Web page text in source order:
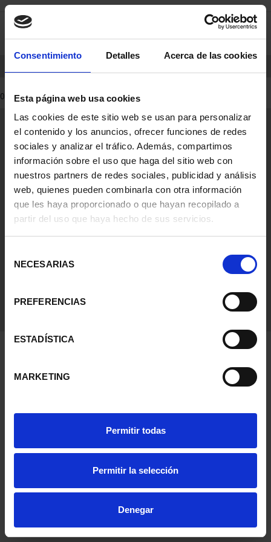
Consentimiento Detalles Acerca de las cookies
Esta página web usa cookies
Las cookies de este sitio web se usan para personalizar
el contenido y los anuncios, ofrecer funciones de redes
sociales y analizar el tráfico. Además, compartimos
información sobre el uso que haga del sitio web con
nuestros partners de redes sociales, publicidad y análisis
web, quienes pueden combinarla con otra información
que les haya proporcionado o que hayan recopilado a
partir del uso que haya hecho de sus servicios.
NECESARIAS
PREFERENCIAS
ESTADÍSTICA
MARKETING
Permitir todas
Permitir la selección
Denegar
saltar
contenido
Saltar
men
0
0 Productos encontrados
Información General
Contacto
Preguntas Frequentes (FAQs)
Aviso Legal
Condiciones Legales